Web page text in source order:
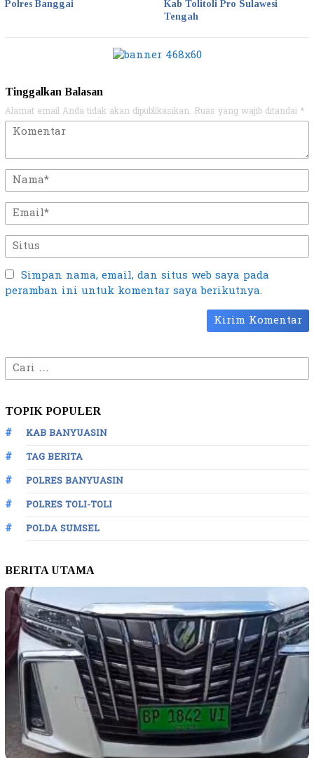
Polres Banggai
Kab Tolitoli Pro Sulawesi
Tengah
Tinggalkan Balasan
Alamat email Anda tidak akan dipublikasikan. Ruas yang wajib ditandai *
Simpan nama, email, dan situs web saya pada
peramban ini untuk komentar saya berikutnya.
Cari
untuk:
TOPIK POPULER
KAB BANYUASIN
TAG BERITA
POLRES BANYUASIN
POLRES TOLI-TOLI
POLDA SUMSEL
BERITA UTAMA